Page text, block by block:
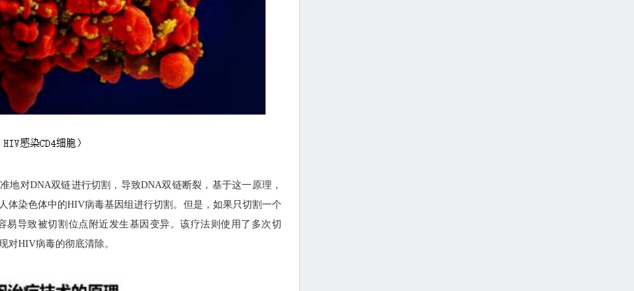
地对DNA双链进行切割，导致DNA双链断裂，基于这一原理，
体染色体中的HIV病毒基因组进行切割。但是，如果只切割一个
易导致被切割位点附近发生基因变异。该疗法则使用了多次切
对HIV病毒的彻底清除。